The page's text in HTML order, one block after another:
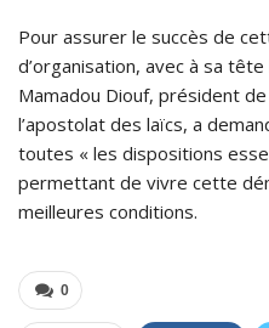
Pour assurer le succès de
d’organisation, avec à sa
Mamadou Diouf, président
l’apostolat des laïcs, a
toutes « les dispositions
permettant de vivre cette
meilleures conditions.
0